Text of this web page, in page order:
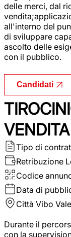
delle merci, dal
all'interno del
di sviluppare
ascolto delle
con il pubblico.
Candidati
Tipo di
Retribuzione
Codice
Data di
Città Vibo
Durante il
con la